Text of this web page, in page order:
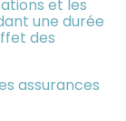
et les
une durée
des
assurances